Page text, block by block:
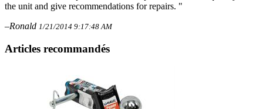
the unit and give recommendations for repairs. "
–Ronald 1/21/2014 9:17:48 AM
Articles recommandés